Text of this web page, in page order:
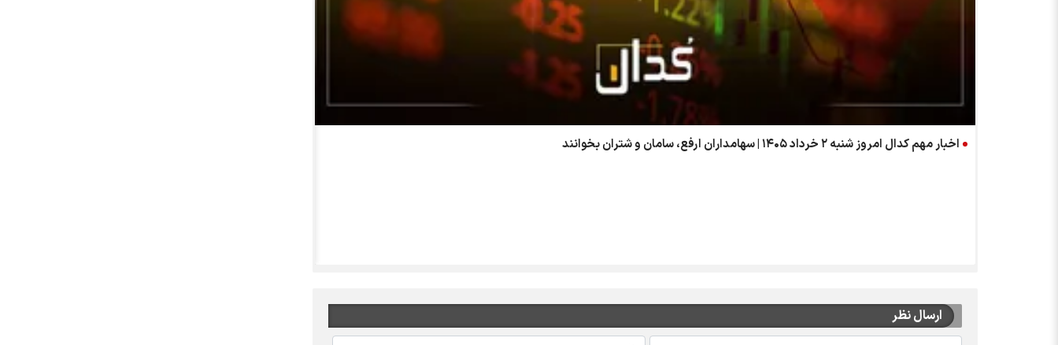
اخبار مهم کدال امروز شنبه ۲ خرداد ۱۴۰۵ | سهامداران ارفع، سامان و شتران بخوانند
ارسال نظر